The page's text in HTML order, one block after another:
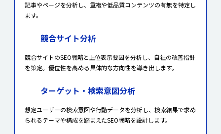
記事やページを分析し、重複や低品質コンテンツの有無を特定し
ます。
競合サイト分析
競合サイトのSEO戦略と上位表示要因を分析し、自社の改善指針
を策定。優位性を高める具体的な方向性を導き出します。
ターゲット・検索意図分析
想定ユーザーの検索意図や行動データを分析し、検索結果で求め
られるテーマや構成を踏まえたSEO戦略を設計します。